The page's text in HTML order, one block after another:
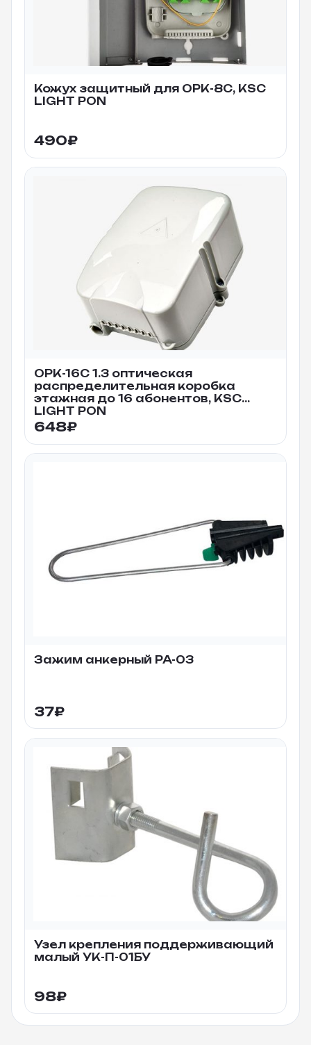
Кожух защитный для ОРК-8С, KSC
LIGHT PON
490₽
ОРК-16С 1.3 оптическая
распределительная коробка
этажная до 16 абонентов, KSC
LIGHT PON
648₽
Зажим анкерный PA-03
37₽
Узел крепления поддерживающий
малый УК-П-01БУ
98₽